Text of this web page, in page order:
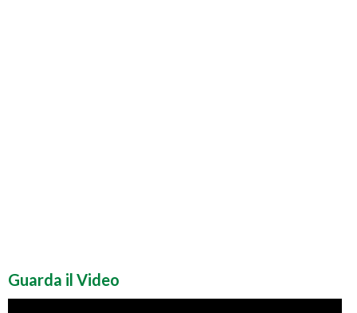
Guarda il Video